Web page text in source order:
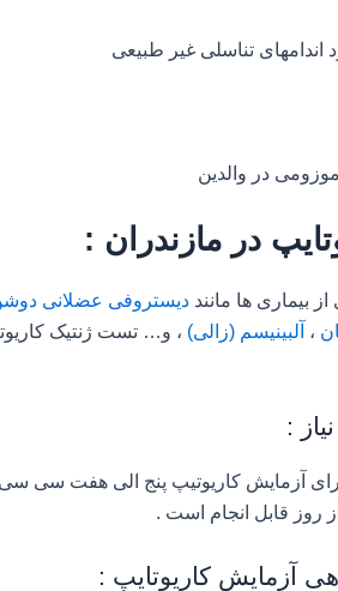
در مازندران :
بیماری ها مانند دیستروفی عضلانی
، آلبینیسم (زالی) ، و… تست ژنتیک
:
آزمایش کاریوتیپ پنج الی هفت سی سی
روز قابل انجام است .
آزمایش کاریوتایپ :